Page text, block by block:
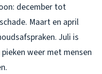
december tot
Maart en april
Juli is
weer met mensen